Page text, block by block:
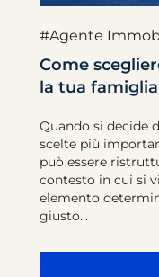
#Agente
Come
la tua famiglia
Quando si decide
scelte più
può essere
contesto in cui si
elemento
giusto...